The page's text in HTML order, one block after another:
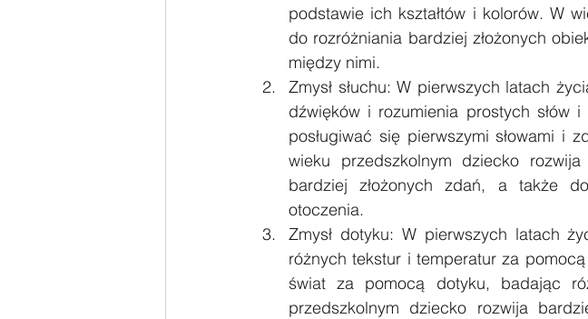
podstawie ich kształtów i kolorów. W
do rozróżniania bardziej złożonych
między nimi.
Zmysł słuchu: W pierwszych latach
dźwięków i rozumienia prostych słów
posługiwać się pierwszymi słowami i
wieku przedszkolnym dziecko
bardziej złożonych zdań, a także
otoczenia.
Zmysł dotyku: W pierwszych latach
różnych tekstur i temperatur za
świat za pomocą dotyku, badając
przedszkolnym dziecko rozwija